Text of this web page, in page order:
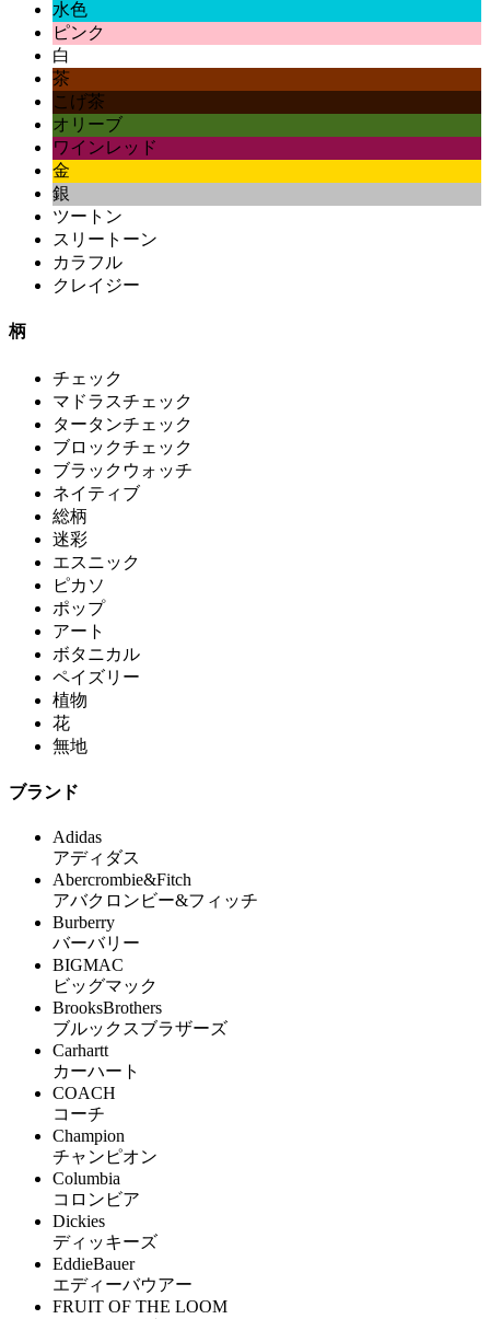
水色
ピンク
白
茶
こげ茶
オリーブ
ワインレッド
金
銀
ツートン
スリートーン
カラフル
クレイジー
柄
チェック
マドラスチェック
タータンチェック
ブロックチェック
ブラックウォッチ
ネイティブ
総柄
迷彩
エスニック
ピカソ
ポップ
アート
ボタニカル
ペイズリー
植物
花
無地
ブランド
Adidas
アディダス
Abercrombie&Fitch
アバクロンビー&フィッチ
Burberry
バーバリー
BIGMAC
ビッグマック
BrooksBrothers
ブルックスブラザーズ
Carhartt
カーハート
COACH
コーチ
Champion
チャンピオン
Columbia
コロンビア
Dickies
ディッキーズ
EddieBauer
エディーバウアー
FRUIT OF THE LOOM